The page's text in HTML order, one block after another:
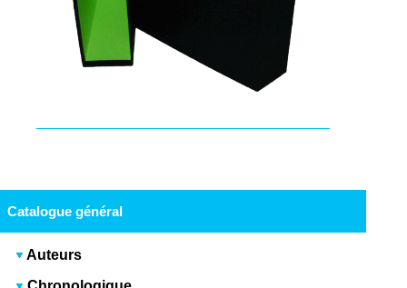
Catalogue général
Auteurs